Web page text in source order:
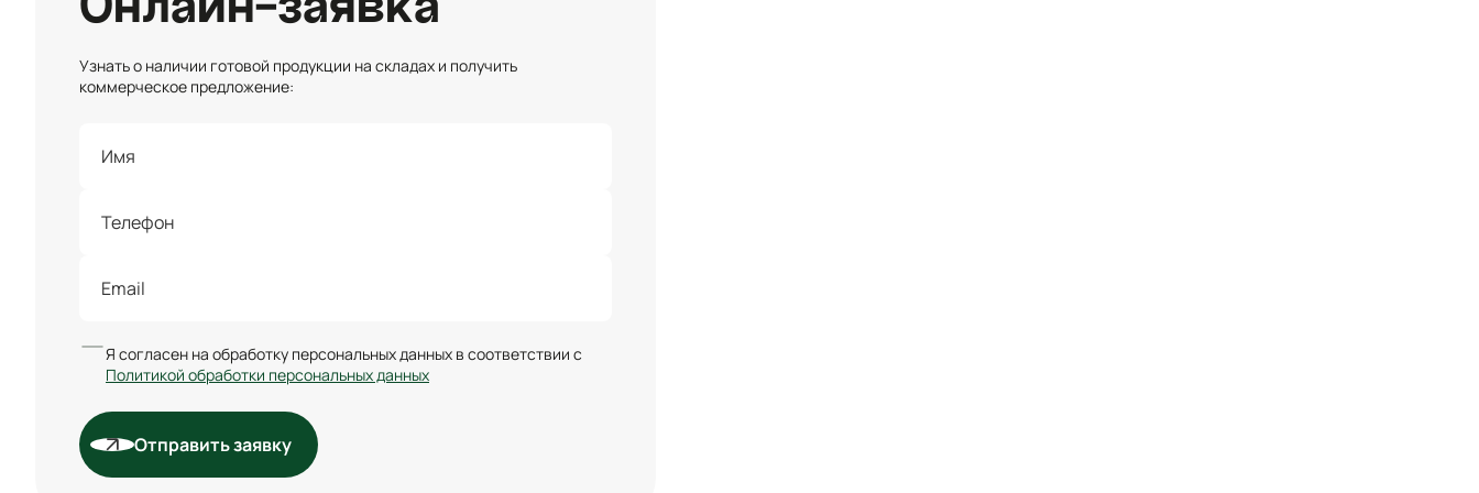
Узнать о наличии готовой продукции на складах и получить
коммерческое предложение:
Я согласен на обработку персональных данных в соответствии с
Политикой обработки персональных данных
Отправить заявку